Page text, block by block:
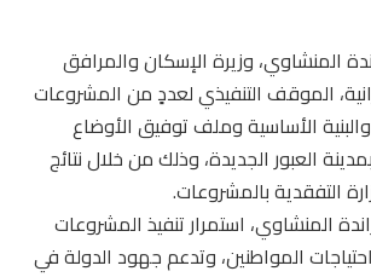
المنشاوي، وزيرة الإسكان والمرافق
الموقف التنفيذي لعددٍ من المشروعات
الأساسية وملف توفيق الأوضاع
العبور الجديدة، وذلك من خلال نتائج
التفقدية بالمشروعات.
المنشاوي، استمرار تنفيذ المشروعات
المواطنين، وتدعم جهود الدولة في